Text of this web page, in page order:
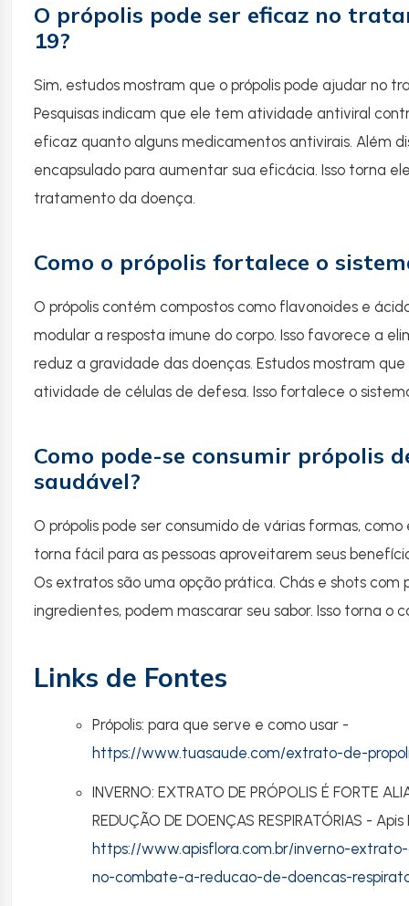
O própolis pode ser eficaz no
19?
Sim, estudos mostram que o própolis pode ajudar no
Pesquisas indicam que ele tem atividade antiviral
eficaz quanto alguns medicamentos antivirais. Além
encapsulado para aumentar sua eficácia. Isso torna
tratamento da doença.
Como o própolis fortalece o
O própolis contém compostos como flavonoides e
modular a resposta imune do corpo. Isso favorece a
reduz a gravidade das doenças. Estudos mostram
atividade de células de defesa. Isso fortalece o
Como pode-se consumir própolis
saudável?
O própolis pode ser consumido de várias formas, como
torna fácil para as pessoas aproveitarem seus
Os extratos são uma opção prática. Chás e shots com
ingredientes, podem mascarar seu sabor. Isso torna o
Links de Fontes
Própolis: para que serve e como usar -
https://www.tuasaude.com/extrato-de-
INVERNO: EXTRATO DE PRÓPOLIS É FORTE
REDUÇÃO DE DOENÇAS RESPIRATÓRIAS -
https://www.apisflora.com.br/inverno-
no-combate-a-reducao-de-doencas-